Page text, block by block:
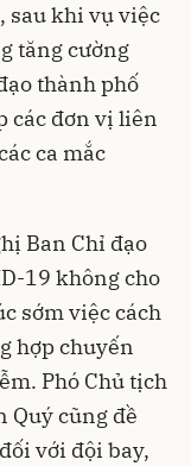
sau khi vụ việc
tăng cường
thành phố
các đơn vị liên
ca mắc
Ban Chỉ đạo
19 không cho
sớm việc cách
hợp chuyến
Phó Chủ tịch
Quý cũng đề
với đội bay,